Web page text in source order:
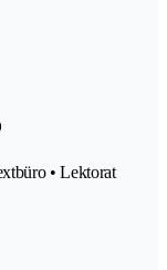
• Lektorat